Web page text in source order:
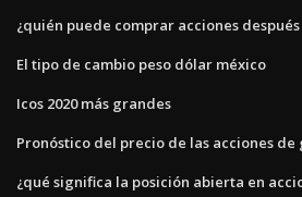
¿quién puede comprar acciones después
El tipo de cambio peso dólar méxico
Icos 2020 más grandes
Pronóstico del precio de las acciones de
¿qué significa la posición abierta en